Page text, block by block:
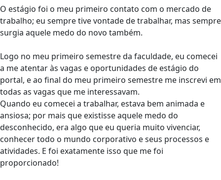
O estágio foi o meu primeiro contato com o mercado de
trabalho; eu sempre tive vontade de trabalhar, mas sempre
surgia aquele medo do novo também.
Logo no meu primeiro semestre da faculdade, eu comecei
a me atentar às vagas e oportunidades de estágio do
portal, e ao final do meu primeiro semestre me inscrevi em
todas as vagas que me interessavam.
Quando eu comecei a trabalhar, estava bem animada e
ansiosa; por mais que existisse aquele medo do
desconhecido, era algo que eu queria muito vivenciar,
conhecer todo o mundo corporativo e seus processos e
atividades. E foi exatamente isso que me foi
proporcionado!